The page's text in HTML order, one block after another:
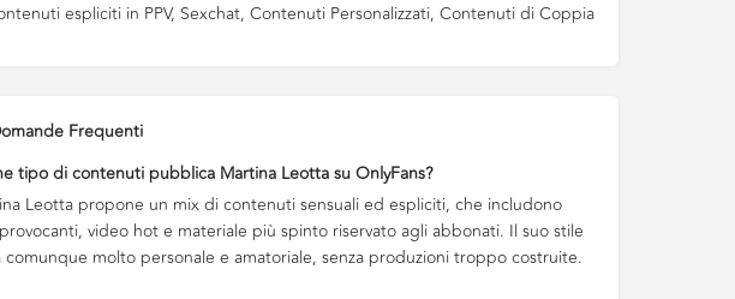
espliciti in PPV, Sexchat, Contenuti Personalizzati, Contenuti di Coppia
Frequenti
tipo di contenuti pubblica Martina Leotta su OnlyFans?
Leotta propone un mix di contenuti sensuali ed espliciti, che includono
video hot e materiale più spinto riservato agli abbonati. Il suo stile
comunque molto personale e amatoriale, senza produzioni troppo costruite.